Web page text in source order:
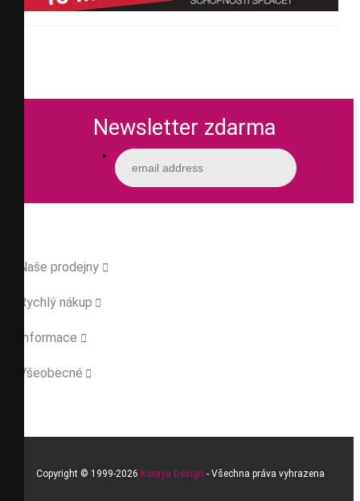
Newsletter zdarma
Naše prodejny 
Rychlý nákup 
Informace 
Všeobecné 
Copyright © 1999-2026 Karaya Design - Všechna práva vyhrazena